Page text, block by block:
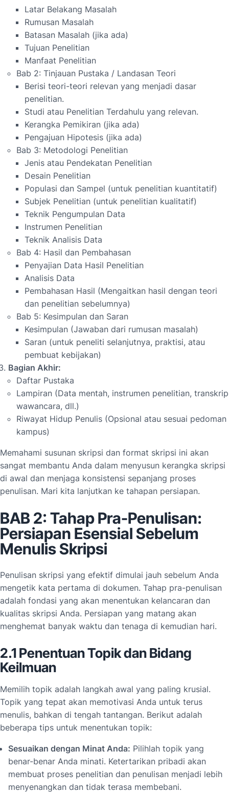
Latar Belakang Masalah
Rumusan Masalah
Batasan Masalah (jika ada)
Tujuan Penelitian
Manfaat Penelitian
Bab 2: Tinjauan Pustaka / Landasan Teori
Berisi teori-teori relevan yang menjadi dasar
penelitian.
Studi atau Penelitian Terdahulu yang relevan.
Kerangka Pemikiran (jika ada)
Pengajuan Hipotesis (jika ada)
Bab 3: Metodologi Penelitian
Jenis atau Pendekatan Penelitian
Desain Penelitian
Populasi dan Sampel (untuk penelitian kuantitatif)
Subjek Penelitian (untuk penelitian kualitatif)
Teknik Pengumpulan Data
Instrumen Penelitian
Teknik Analisis Data
Bab 4: Hasil dan Pembahasan
Penyajian Data Hasil Penelitian
Analisis Data
Pembahasan Hasil (Mengaitkan hasil dengan teori
dan penelitian sebelumnya)
Bab 5: Kesimpulan dan Saran
Kesimpulan (Jawaban dari rumusan masalah)
Saran (untuk peneliti selanjutnya, praktisi, atau
pembuat kebijakan)
Bagian Akhir:
Daftar Pustaka
Lampiran (Data mentah, instrumen penelitian, transkrip
wawancara, dll.)
Riwayat Hidup Penulis (Opsional atau sesuai pedoman
kampus)
Memahami susunan skripsi dan format skripsi ini akan
sangat membantu Anda dalam menyusun kerangka skripsi
di awal dan menjaga konsistensi sepanjang proses
penulisan. Mari kita lanjutkan ke tahapan persiapan.
BAB 2: Tahap Pra-Penulisan:
Persiapan Esensial Sebelum
Menulis Skripsi
Penulisan skripsi yang efektif dimulai jauh sebelum Anda
mengetik kata pertama di dokumen. Tahap pra-penulisan
adalah fondasi yang akan menentukan kelancaran dan
kualitas skripsi Anda. Persiapan yang matang akan
menghemat banyak waktu dan tenaga di kemudian hari.
2.1 Penentuan Topik dan Bidang
Keilmuan
Memilih topik adalah langkah awal yang paling krusial.
Topik yang tepat akan memotivasi Anda untuk terus
menulis, bahkan di tengah tantangan. Berikut adalah
beberapa tips untuk menentukan topik:
Sesuaikan dengan Minat Anda: Pilihlah topik yang
benar-benar Anda minati. Ketertarikan pribadi akan
membuat proses penelitian dan penulisan menjadi lebih
menyenangkan dan tidak terasa membebani.